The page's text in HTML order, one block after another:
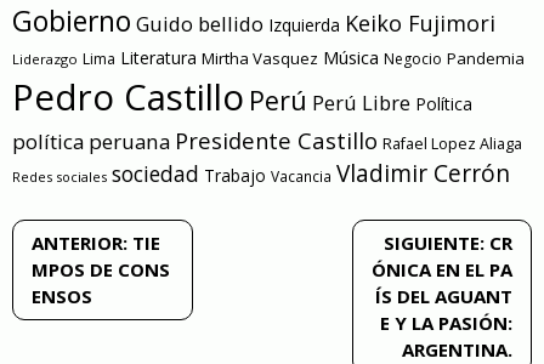
Gobierno Guido bellido Izquierda Keiko Fujimori
Liderazgo Lima Literatura Mirtha Vasquez Música Negocio Pandemia
Pedro Castillo Perú Perú Libre Política
política peruana Presidente Castillo Rafael Lopez Aliaga
Redes sociales sociedad Trabajo Vacancia Vladimir Cerrón
Navegación
de
entradas
ANTERIOR: TIE
MPOS DE CONS
ENSOS
SIGUIENTE: CR
ÓNICA EN EL PA
ÍS DEL AGUANT
E Y LA PASIÓN:
ARGENTINA.